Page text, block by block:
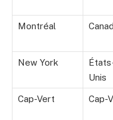
Montréal
New York
Unis
Cap-Vert Cap-